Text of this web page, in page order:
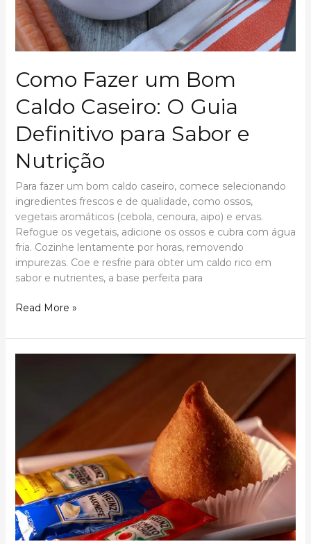
Como Fazer um Bom
Caldo Caseiro: O Guia
Definitivo para Sabor e
Nutrição
Para fazer um bom caldo caseiro, comece selecionando
ingredientes frescos e de qualidade, como ossos,
vegetais aromáticos (cebola, cenoura, aipo) e ervas.
Refogue os vegetais, adicione os ossos e cubra com água
fria. Cozinhe lentamente por horas, removendo
impurezas. Coe e resfrie para obter um caldo rico em
sabor e nutrientes, a base perfeita para
Como
um
Bom
Definitivo
para
Sabor
e
Nutrição
Read More »